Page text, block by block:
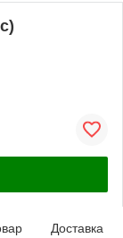
Доставка